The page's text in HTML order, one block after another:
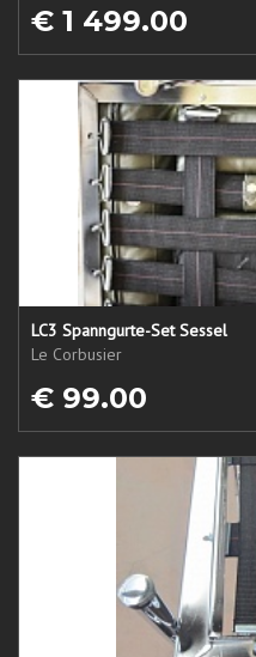
€ 1 499.00
LC3 Spanngurte-Set Sessel
Le Corbusier
€ 99.00